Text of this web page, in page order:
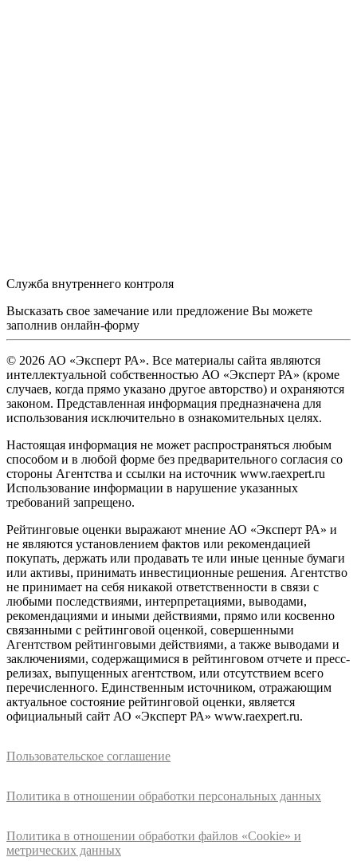
Служба внутреннего контроля
Высказать свое замечание или предложение Вы можете
заполнив онлайн-форму
© 2026 АО «Эксперт РА». Все материалы сайта являются
интеллектуальной собственностью АО «Эксперт РА» (кроме
случаев, когда прямо указано другое авторство) и охраняются
законом. Представленная информация предназначена для
использования исключительно в ознакомительных целях.
Настоящая информация не может распространяться любым
способом и в любой форме без предварительного согласия со
стороны Агентства и ссылки на источник www.raexpert.ru
Использование информации в нарушение указанных
требований запрещено.
Рейтинговые оценки выражают мнение АО «Эксперт РА» и
не являются установлением фактов или рекомендацией
покупать, держать или продавать те или иные ценные бумаги
или активы, принимать инвестиционные решения. Агентство
не принимает на себя никакой ответственности в связи с
любыми последствиями, интерпретациями, выводами,
рекомендациями и иными действиями, прямо или косвенно
связанными с рейтинговой оценкой, совершенными
Агентством рейтинговыми действиями, а также выводами и
заключениями, содержащимися в рейтинговом отчете и пресс-
релизах, выпущенных агентством, или отсутствием всего
перечисленного. Единственным источником, отражающим
актуальное состояние рейтинговой оценки, является
официальный сайт АО «Эксперт РА» www.raexpert.ru.
Пользовательское соглашение
Политика в отношении обработки персональных данных
Политика в отношении обработки файлов «Cookie» и
метрических данных